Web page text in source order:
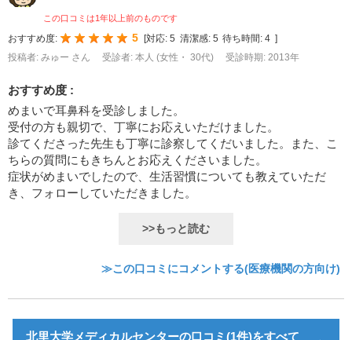
この口コミは1年以上前のものです
おすすめ度: 5 [対応: 5 清潔感: 5 待ち時間: 4 ]
投稿者: みゅー さん
受診者: 本人 (女性・ 30代) 受診時期: 2013年
おすすめ度 :
めまいで耳鼻科を受診しました。
受付の方も親切で、丁寧にお応えいただけました。
診てくださった先生も丁寧に診察してくだいました。また、こ
ちらの質問にもきちんとお応えくださいました。
症状がめまいでしたので、生活習慣についても教えていただ
き、フォローしていただきました。
>>もっと読む
≫この口コミにコメントする(医療機関の方向け)
北里大学メディカルセンターの口コミ(1件)をすべて